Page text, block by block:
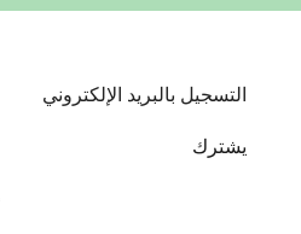
التسجيل بالبريد الإلكتروني
يشترك